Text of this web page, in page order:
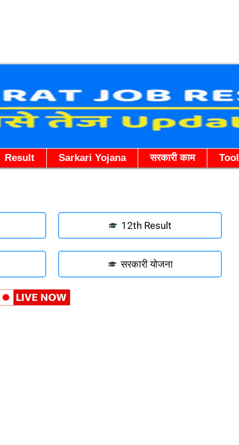
Result Sarkari Yojana सरकारी काम Tool
12th Result
सरकारी योजना